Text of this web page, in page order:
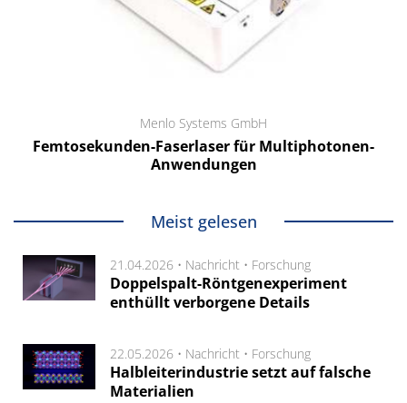
Menlo Systems GmbH
Femtosekunden-Faserlaser für Multiphotonen-
Anwendungen
Meist gelesen
21.04.2026 • Nachricht • Forschung
Doppelspalt-Röntgenexperiment
enthüllt verborgene Details
22.05.2026 • Nachricht • Forschung
Halbleiterindustrie setzt auf falsche
Materialien